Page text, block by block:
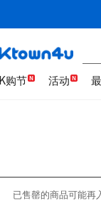
K购节 活动
已售罄的商品可能再